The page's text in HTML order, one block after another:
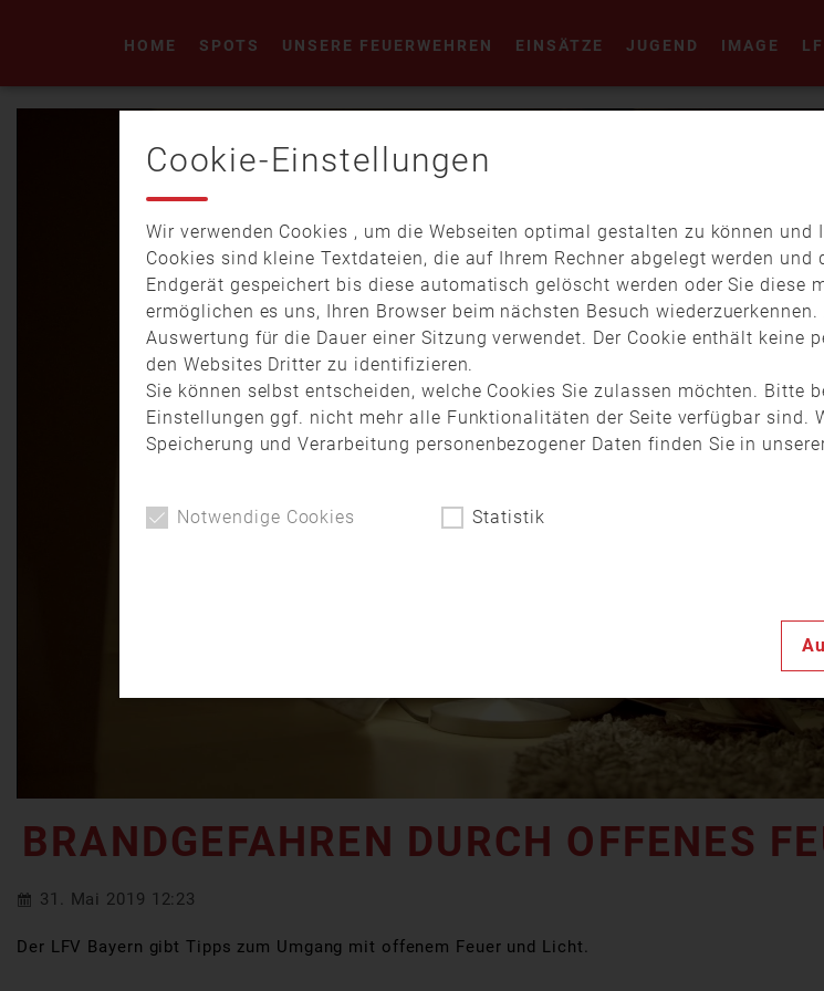
HOME SPOTS UNSERE FEUERWEHREN EINSÄTZE JUGEND IMAGE
BRANDGEFAHREN DURCH OFFENES
31. Mai 2019 12:23
Der LFV Bayern gibt Tipps zum Umgang mit offenem Feuer und Licht.
Cookie-Einstellungen
Wir verwenden Cookies , um die Webseiten optimal gestalten zu können
Cookies sind kleine Textdateien, die auf Ihrem Rechner abgelegt werden
Endgerät gespeichert bis diese automatisch gelöscht werden oder Sie diese
ermöglichen es uns, Ihren Browser beim nächsten Besuch
Auswertung für die Dauer einer Sitzung verwendet. Der Cookie enthält keine
den Websites Dritter zu identifizieren.
Sie können selbst entscheiden, welche Cookies Sie zulassen möchten. Bitte
Einstellungen ggf. nicht mehr alle Funktionalitäten der Seite verfügbar sind.
Speicherung und Verarbeitung personenbezogener Daten finden Sie in
Notwendige Cookies Statistik